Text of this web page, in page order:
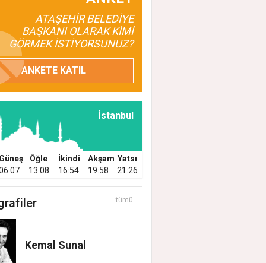
ATAŞEHİR BELEDİYE
BAŞKANI OLARAK KİMİ
GÖRMEK İSTİYORSUNUZ?
ANKETE KATIL
İstanbul
Güneş Öğle İkindi Akşam Yatsı
13:08 16:54 19:58 21:26
tümü
Kemal Sunal